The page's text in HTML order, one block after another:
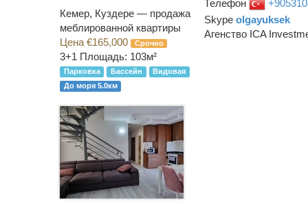
Телефон
Skype olgayuksek
Агенство ICA
Кемер, Куздере — продажа
меблированной квартиры
Цена €165,000
Срочно
3+1 Площадь: 103м²
Парковка Бассейн
Видовая
До моря 5.0км